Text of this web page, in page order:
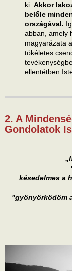
ki. Akkor
belőle
országával.
abban, amely
magyarázata
tökéletes
ellentétben
2. A
Gondolatok
késedelmes a
"gyönyörködöm